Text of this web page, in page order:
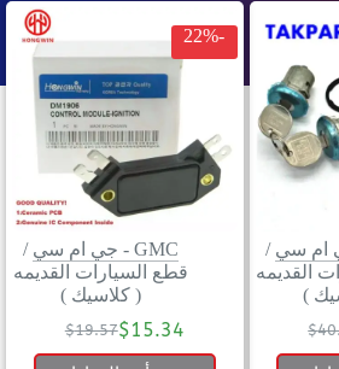
/
القديمه
)
$
-22%
GMC - جي ام سي
/
قطع السيارات القديمه
( كلاسيك )
$19.57$15.34